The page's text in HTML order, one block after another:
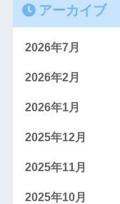
アーカイブ
2026年7月
2026年2月
2026年1月
2025年12月
2025年11月
2025年10月